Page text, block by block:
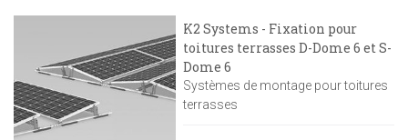
K2 Systems - Fixation pour
toitures terrasses D-Dome 6 et S-
Dome 6
Systèmes de montage pour toitures
terrasses